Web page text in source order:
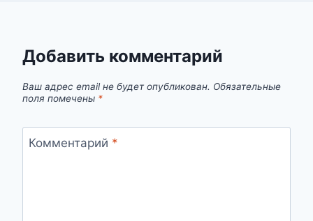
Добавить комментарий
Ваш адрес email не будет опубликован. Обязательные
поля помечены *
Комментарий *